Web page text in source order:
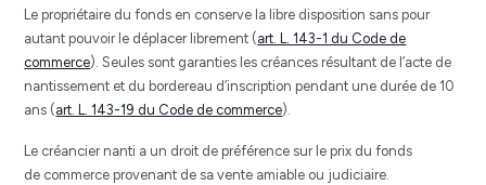
Le propriétaire du fonds en conserve la libre disposition sans pour
autant pouvoir le déplacer librement (art. L. 143-1 du Code de
commerce). Seules sont garanties les créances résultant de l’acte de
nantissement et du bordereau d’inscription pendant une durée de 10
ans (art. L. 143-19 du Code de commerce).
Le créancier nanti a un droit de préférence sur le prix du fonds
de commerce provenant de sa vente amiable ou judiciaire.